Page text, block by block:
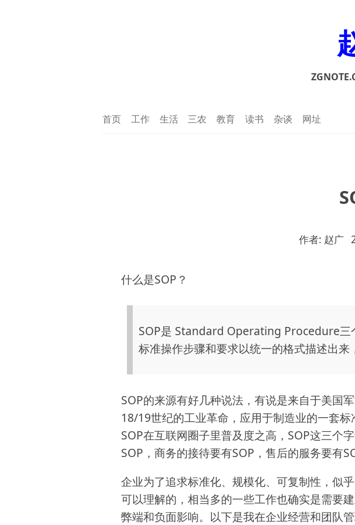
首页 工作 生活 三农 教育 读书 杂谈 网址
作者: 赵广
什么是SOP？
SOP是 Standard Operating Procedure三
标准操作步骤和要求以统一的格式描述出来
SOP的来源有好几种说法，有说是来自于美国
18/19世纪的工业革命，应用于制造业的一套
SOP在互联网圈子里普及度之高，SOP这三
SOP，商务的接待要有SOP，售后的服务要有
企业为了追求标准化、规模化、可复制性，似
可以理解的，相当多的一些工作也确实是需要
弊端和负面影响。以下是我在企业经营和团队